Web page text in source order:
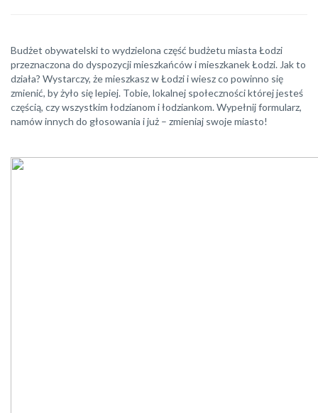
Budżet obywatelski to wydzielona część budżetu miasta Łodzi
przeznaczona do dyspozycji mieszkańców i mieszkanek Łodzi. Jak to
działa? Wystarczy, że mieszkasz w Łodzi i wiesz co powinno się
zmienić, by żyło się lepiej. Tobie, lokalnej społeczności której jesteś
częścią, czy wszystkim łodzianom i łodziankom. Wypełnij formularz,
namów innych do głosowania i już – zmieniaj swoje miasto!